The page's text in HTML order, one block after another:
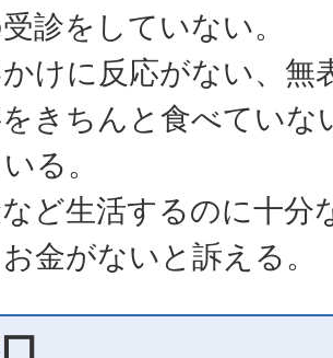
診をしていない。
けに反応がない、無
きちんと食べていな
る。
ど生活するのに十分
金がないと訴える。